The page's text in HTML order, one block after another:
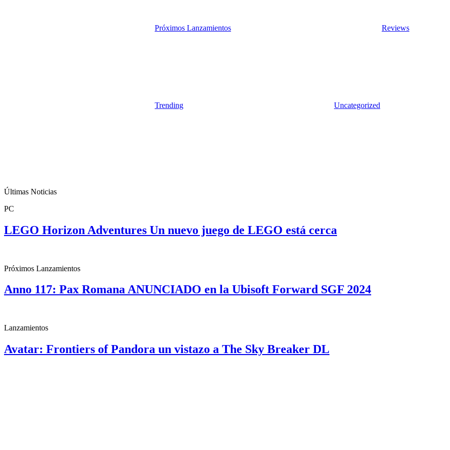
Próximos Lanzamientos Reviews
Trending Uncategorized
Últimas Noticias
PC
LEGO Horizon Adventures Un nuevo juego de LEGO está cerca
Próximos Lanzamientos
Anno 117: Pax Romana ANUNCIADO en la Ubisoft Forward SGF 2024
Lanzamientos
Avatar: Frontiers of Pandora un vistazo a The Sky Breaker DL